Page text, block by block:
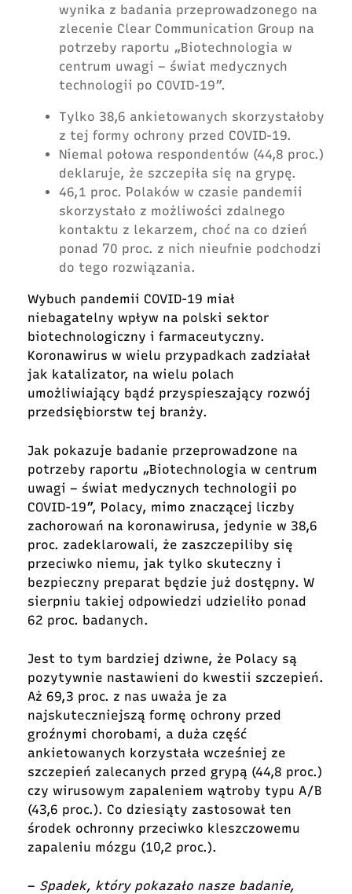
wynika z badania przeprowadzonego na
zlecenie Clear Communication Group na
potrzeby raportu „Biotechnologia w
centrum uwagi – świat medycznych
technologii po COVID-19”.
Tylko 38,6 ankietowanych skorzystałoby
z tej formy ochrony przed COVID-19.
Niemal połowa respondentów (44,8 proc.)
deklaruje, że szczepiła się na grypę.
46,1 proc. Polaków w czasie pandemii
skorzystało z możliwości zdalnego
kontaktu z lekarzem, choć na co dzień
ponad 70 proc. z nich nieufnie podchodzi
do tego rozwiązania.
Wybuch pandemii COVID-19 miał
niebagatelny wpływ na polski sektor
biotechnologiczny i farmaceutyczny.
Koronawirus w wielu przypadkach zadziałał
jak katalizator, na wielu polach
umożliwiający bądź przyspieszający rozwój
przedsiębiorstw tej branży.
Jak pokazuje badanie przeprowadzone na
potrzeby raportu „Biotechnologia w centrum
uwagi – świat medycznych technologii po
COVID-19”, Polacy, mimo znaczącej liczby
zachorowań na koronawirusa, jedynie w 38,6
proc. zadeklarowali, że zaszczepiliby się
przeciwko niemu, jak tylko skuteczny i
bezpieczny preparat będzie już dostępny. W
sierpniu takiej odpowiedzi udzieliło ponad
62 proc. badanych.
Jest to tym bardziej dziwne, że Polacy są
pozytywnie nastawieni do kwestii szczepień.
Aż 69,3 proc. z nas uważa je za
najskuteczniejszą formę ochrony przed
groźnymi chorobami, a duża część
ankietowanych korzystała wcześniej ze
szczepień zalecanych przed grypą (44,8 proc.)
czy wirusowym zapaleniem wątroby typu A/B
(43,6 proc.). Co dziesiąty zastosował ten
środek ochronny przeciwko kleszczowemu
zapaleniu mózgu (10,2 proc.).
– Spadek, który pokazało nasze badanie,